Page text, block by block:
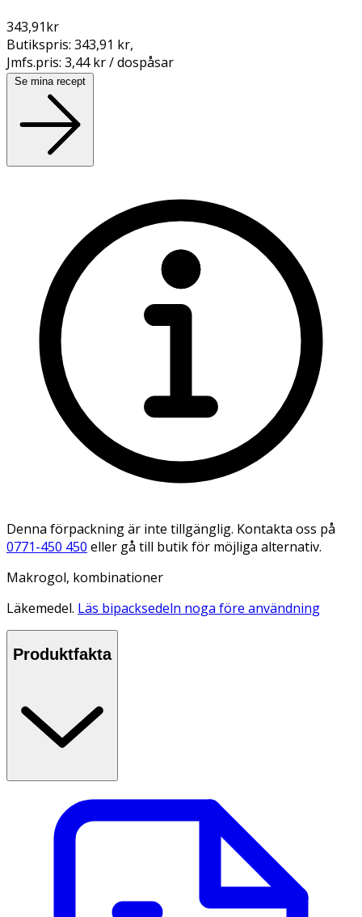
343,91kr
Butikspris: 343,91 kr,
Jmfs.pris: 3,44 kr / dospåsar
Se mina recept
Denna förpackning är inte tillgänglig. Kontakta oss på
0771-450 450 eller gå till butik för möjliga alternativ.
Makrogol, kombinationer
Läkemedel. Läs bipacksedeln noga före användning
Produktfakta